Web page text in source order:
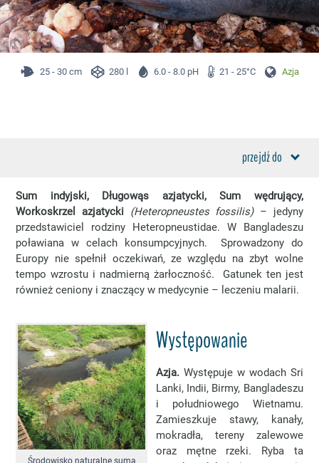
25 - 30 cm 280 l 6.0 - 8.0 pH 21 - 25°C Azja
przejdź do
Sum indyjski, Długowąs azjatycki, Sum wędrujący,
Workoskrzel azjatycki
(Heteropneustes fossilis)– jedyny
przedstawiciel rodziny Heteropneustidae. W Bangladeszu
poławiana w celach konsumpcyjnych. Sprowadzony do
Europy nie spełnił oczekiwań, ze względu na zbyt wolne
tempo wzrostu i nadmierną żarłoczność. Gatunek ten jest
również ceniony i znaczący w medycynie – leczeniu malarii.
Występowanie
Środowisko naturalne suma
Azja. Występuje w wodach Sri
Lanki, Indii, Birmy, Bangladeszu
i południowego Wietnamu.
Zamieszkuje stawy, kanały,
mokradła, tereny zalewowe
oraz mętne rzeki. Ryba ta